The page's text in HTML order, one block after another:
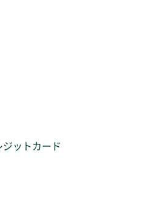
ットカード